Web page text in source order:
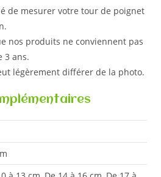
de mesurer votre tour de poignet
nos produits ne conviennent pas
3 ans.
légèrement différer de la photo.